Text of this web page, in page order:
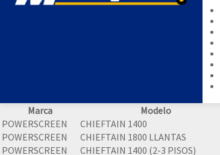
Marca Modelo
POWERSCREEN
CHIEFTAIN 1400
POWERSCREEN
CHIEFTAIN 1800 LLANTAS
POWERSCREEN
CHIEFTAIN 1400 (2-3 PISOS)